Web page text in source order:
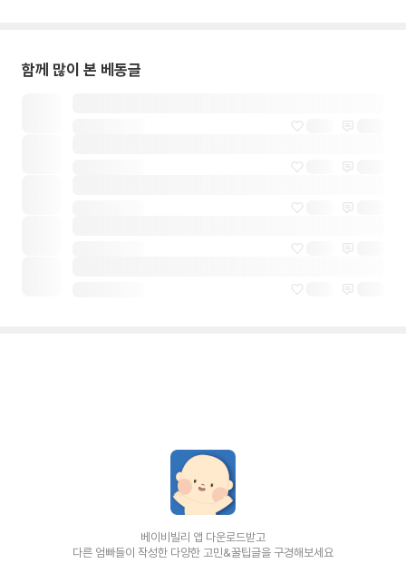
함께 많이 본 베동글
베이비빌리 앱 다운로드받고
다른 엄빠들이 작성한 다양한 고민&꿀팁글을 구경해보세요